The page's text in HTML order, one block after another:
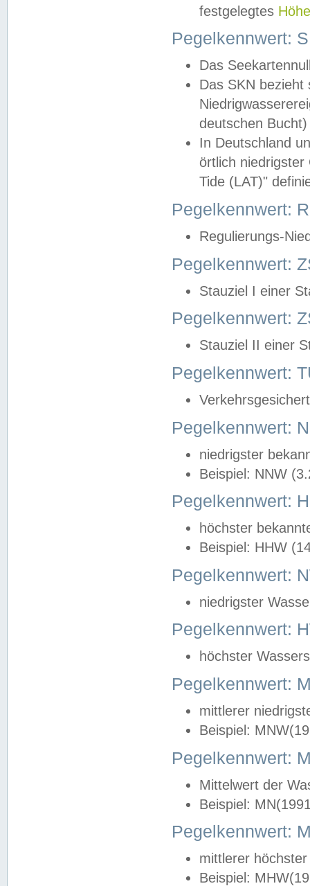
festgelegtes
Pegelkennwert:
Das
Das SKN
deutschen
In Deutschland
örtlich
Tide (LAT)"
Pegelkennwert:
Regulierungs-
Pegelkennwert:
Stauziel I einer
Pegelkennwert:
Stauziel II einer
Pegelkennwert:
Pegelkennwert:
niedrigster
Beispiel: NNW
Pegelkennwert:
höchster
Beispiel: HHW
Pegelkennwert:
niedrigster
Pegelkennwert:
höchster
Pegelkennwert:
mittlerer
Beispiel:
Pegelkennwert:
Mittelwert der
Beispiel:
Pegelkennwert:
mittlerer
Beispiel: